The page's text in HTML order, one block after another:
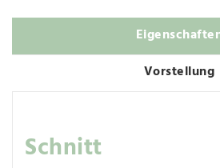
Vorstellung
Schnitt